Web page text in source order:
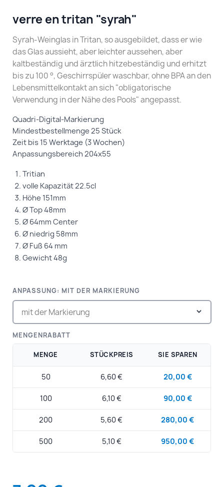
verre en tritan "syrah"
Syrah-Weinglas in Tritan, so ausgebildet, dass er wie
das Glas aussieht, aber leichter aussehen, aber
kaltbeständig und ärztlich hitzebeständig und erhitzt
bis zu 100 °, Geschirrspüler waschbar, ohne BPA an den
Lebensmittelkontakt an sich "obligatorische
Verwendung in der Nähe des Pools" angepasst.
Quadri-Digital-Markierung
Mindestbestellmenge 25 Stück
Zeit bis 15 Werktage (3 Wochen)
Anpassungsbereich 204x55
Tritian
volle Kapazität 22.5cl
Höhe 151mm
Ø Top 48mm
Ø 64mm Center
Ø niedrig 58mm
Ø Fuß 64 mm
Gewicht 48g
ANPASSUNG: MIT DER MARKIERUNG
MENGENRABATT
MENGE STÜCKPREIS SIE SPAREN
50 6,60 € 20,00 €
100 6,10 € 90,00 €
200 5,60 € 280,00 €
500 5,10 € 950,00 €